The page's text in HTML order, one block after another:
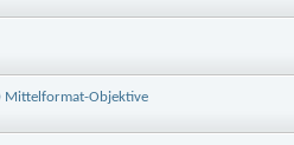
Mittelformat-Objektive